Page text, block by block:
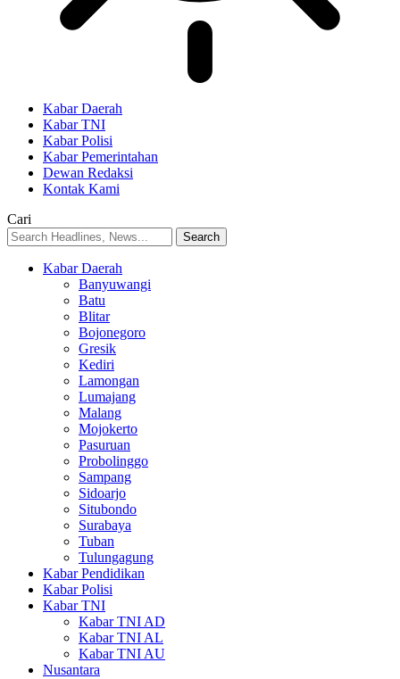
Kabar Daerah
Kabar TNI
Kabar Polisi
Kabar Pemerintahan
Dewan Redaksi
Kontak Kami
Cari
Kabar Daerah
Banyuwangi
Batu
Blitar
Bojonegoro
Gresik
Kediri
Lamongan
Lumajang
Malang
Mojokerto
Pasuruan
Probolinggo
Sampang
Sidoarjo
Situbondo
Surabaya
Tuban
Tulungagung
Kabar Pendidikan
Kabar Polisi
Kabar TNI
Kabar TNI AD
Kabar TNI AL
Kabar TNI AU
Nusantara